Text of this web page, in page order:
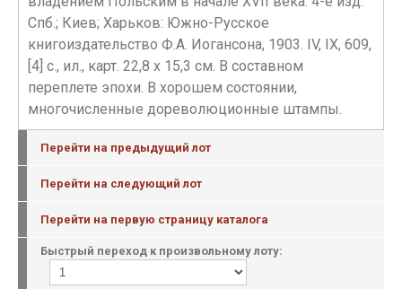
Спб.; Киев; Харьков: Южно-Русское
книгоиздательство Ф.А. Иогансона, 1903. IV, IX, 609,
[4] с., ил., карт. 22,8 х 15,3 см. В составном
переплете эпохи. В хорошем состоянии,
многочисленные дореволюционные штампы.
Перейти на предыдущий лот
Перейти на следующий лот
Перейти на первую страницу каталога
Быстрый переход к произвольному лоту: